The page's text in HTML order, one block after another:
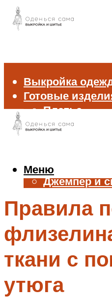
Выкройка
Готовые
Платье
Брюки
Жилет
Джемпер и
Аксессуары
Меню
Меню
Правила
ткани с
утюга